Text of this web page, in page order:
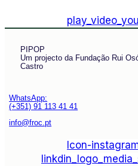
PIPOP
Um projecto da Fundação Rui
Castro
WhatsApp:
(+351) 91 113 41 41
info@froc.pt
Icon-